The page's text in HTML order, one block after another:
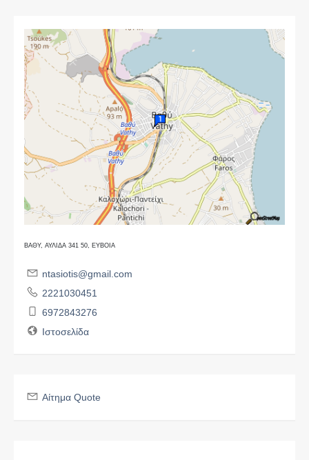
ΒΑΘΥ, ΑΥΛΙΔΑ 341 50, ΕΥΒΟΙΑ
ntasiotis@gmail.com
2221030451
6972843276
Ιστοσελίδα
Αίτημα Quote